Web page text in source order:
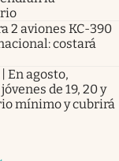
2 aviones KC-390
costará
En agosto,
de 19, 20 y
mínimo y cubrirá
pestañapestaña
nueva pestaña
en nueva pestaña